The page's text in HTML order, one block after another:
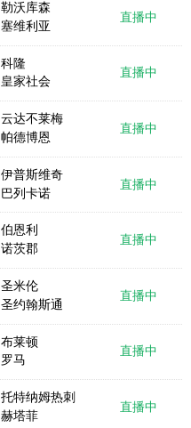
勒沃库森
塞维利亚
直播中
科隆
皇家社会
直播中
云达不莱梅
帕德博恩
直播中
伊普斯维奇
巴列卡诺
直播中
伯恩利
诺茨郡
直播中
圣米伦
圣约翰斯通
直播中
布莱顿
罗马
直播中
托特纳姆热刺
赫塔菲
直播中